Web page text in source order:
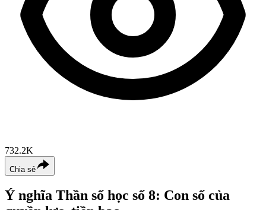
732.2K
Chia sẻ
Ý nghĩa Thần số học số 8: Con số của